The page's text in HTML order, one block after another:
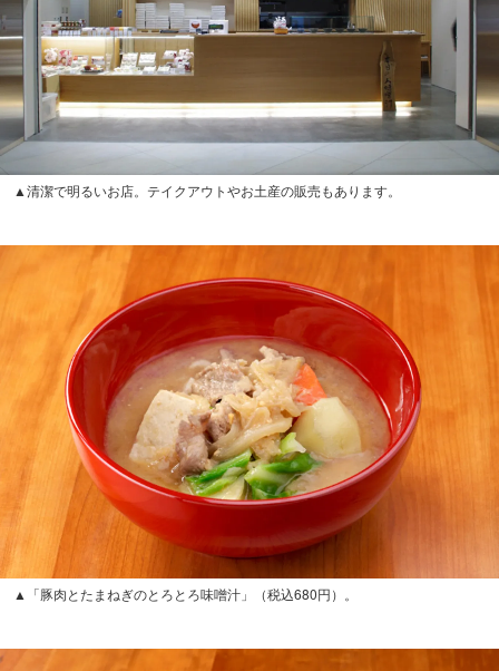
▲清潔で明るいお店。テイクアウトやお土産の販売もあります。
▲「豚肉とたまねぎのとろとろ味噌汁」（税込680円）。